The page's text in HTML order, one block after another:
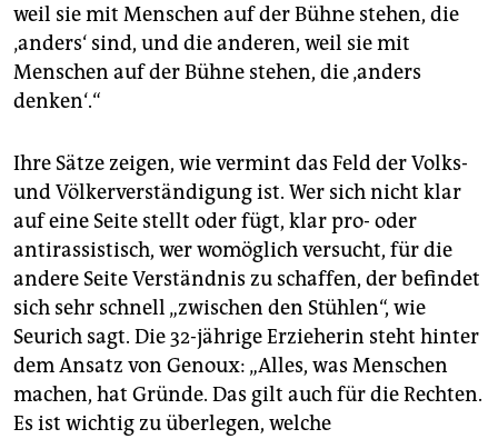
weil sie mit Menschen auf der Bühne stehen, die
‚anders‘ sind, und die anderen, weil sie mit
Menschen auf der Bühne stehen, die ‚anders
denken‘.“
Ihre Sätze zeigen, wie vermint das Feld der Volks-
und Völkerverständigung ist. Wer sich nicht klar
auf eine Seite stellt oder fügt, klar pro- oder
antirassistisch, wer womöglich versucht, für die
andere Seite Verständnis zu schaffen, der befindet
sich sehr schnell „zwischen den Stühlen“, wie
Seurich sagt. Die 32-jährige Erzieherin steht hinter
dem Ansatz von Genoux: „Alles, was Menschen
machen, hat Gründe. Das gilt auch für die Rechten.
Es ist wichtig zu überlegen, welche